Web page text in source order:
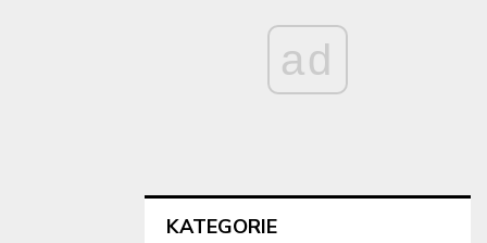
ad
KATEGORIE